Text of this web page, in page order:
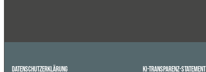
Datenschutzerklärung KI-Transparenz-Statement